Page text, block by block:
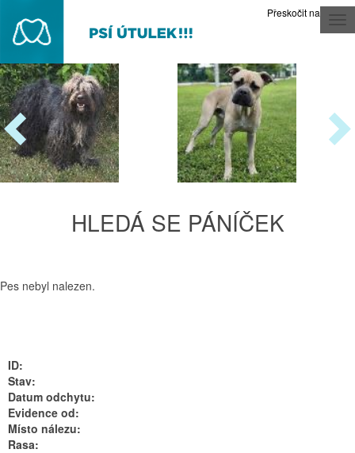
Přeskočit na obsah
HLEDÁ SE PÁNÍČEK
Pes nebyl nalezen.
ID:
Stav:
Datum odchytu:
Evidence od:
Místo nálezu:
Rasa: